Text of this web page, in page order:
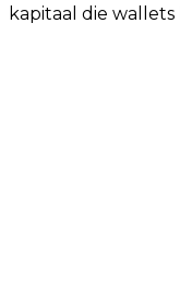
kapitaal die